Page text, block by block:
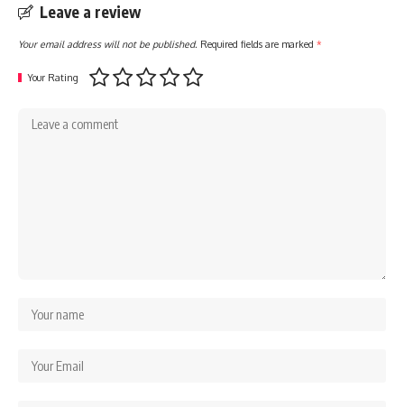
Leave a review
Your email address will not be published. Required fields are marked *
Your Rating